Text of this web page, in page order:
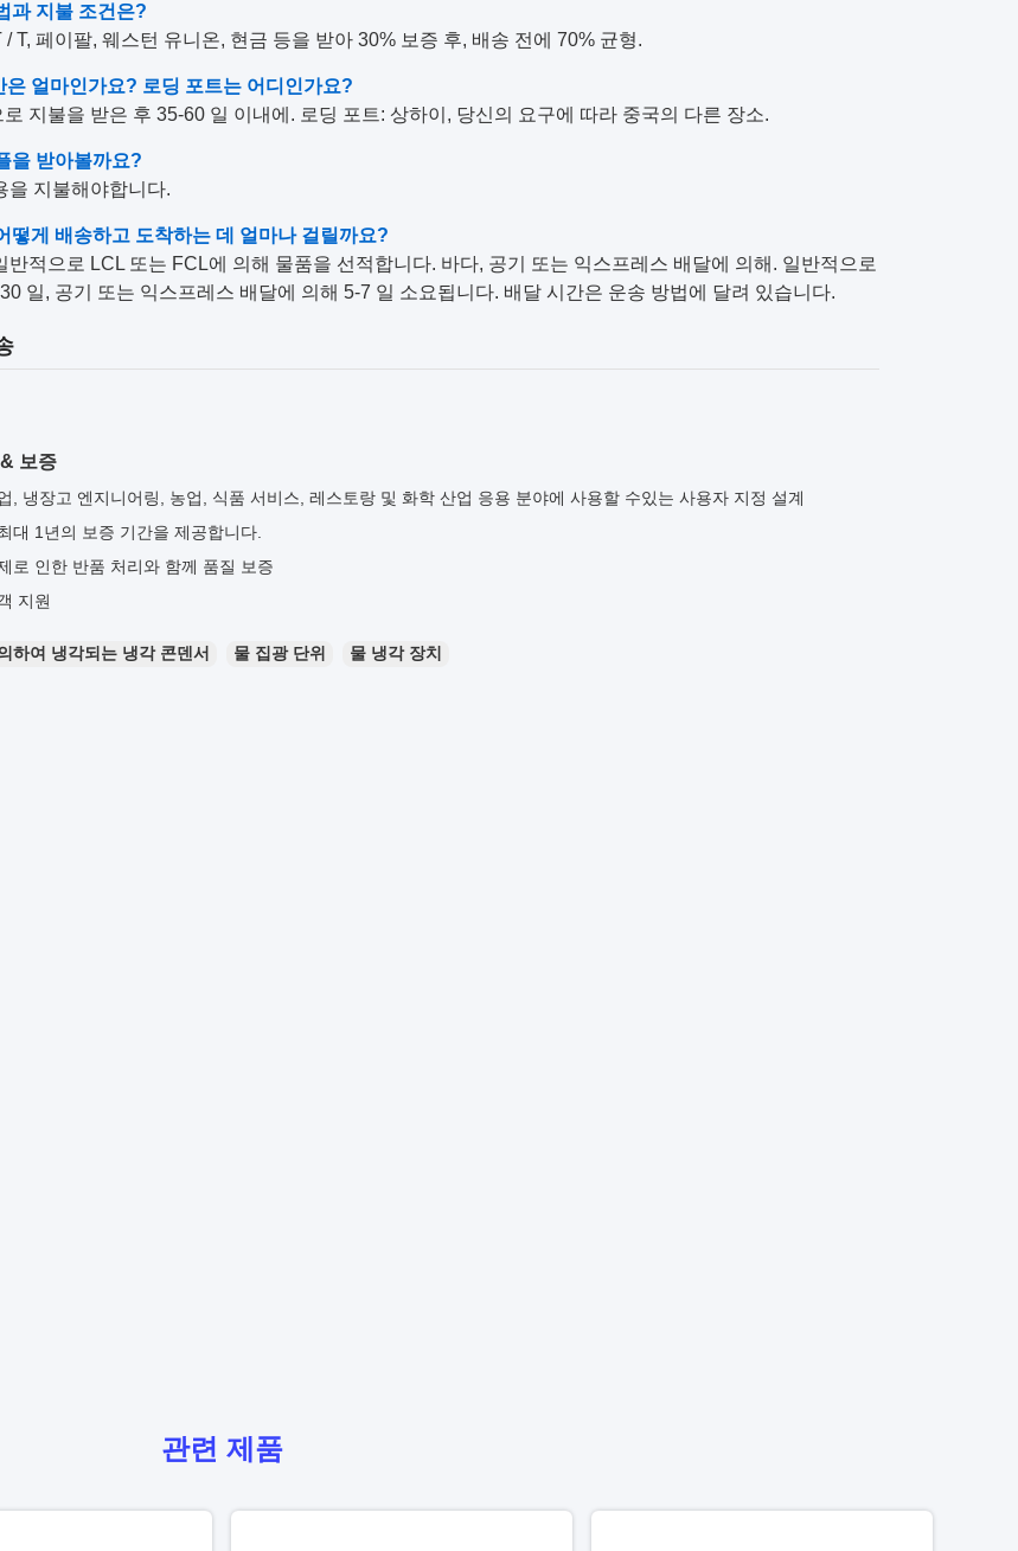
과 지불 조건은?
/ T, 페이팔, 웨스턴 유니온, 현금 등을 받아 30% 보증 후, 배송 전에 70% 균형.
은 얼마인가요? 로딩 포트는 어디인가요?
지불을 받은 후 35-60 일 이내에. 로딩 포트: 상하이, 당신의 요구에 따라 중국의 다른 장소.
을 받아볼까요?
을 지불해야합니다.
떻게 배송하고 도착하는 데 얼마나 걸릴까요?
반적으로 LCL 또는 FCL에 의해 물품을 선적합니다. 바다, 공기 또는 익스프레스 배달에 의해. 일반적으로
일, 공기 또는 익스프레스 배달에 의해 5-7 일 소요됩니다. 배달 시간은 운송 방법에 달려 있습니다.
보증
, 냉장고 엔지니어링, 농업, 식품 서비스, 레스토랑 및 화학 산업 응용 분야에 사용할 수있는 사용자 지정 설계
대 1년의 보증 기간을 제공합니다.
로 인한 반품 처리와 함께 품질 보증
지원
하여 냉각되는 냉각 콘덴서 물 집광 단위 물 냉각 장치
관련 제품